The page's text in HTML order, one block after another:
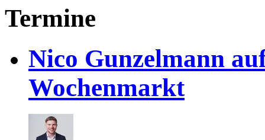
Termine
Nico Gunzelmann
Wochenmarkt